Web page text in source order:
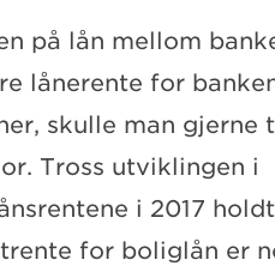
på lån mellom
lånerente for
skulle man gjerne
Tross utviklingen i
i 2017
for boliglån er